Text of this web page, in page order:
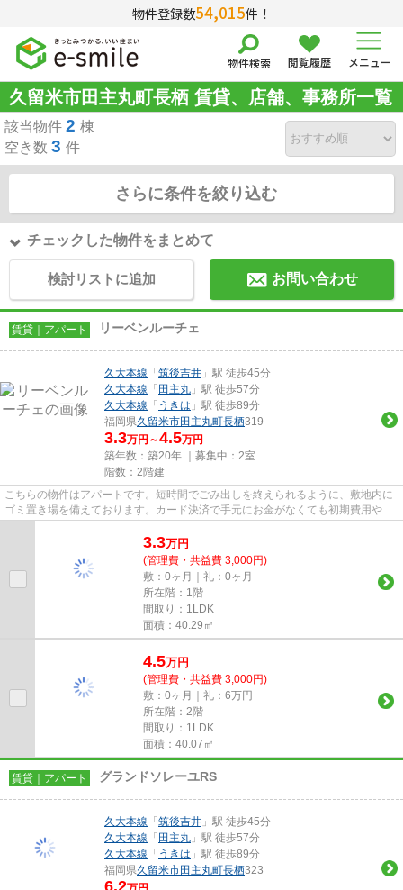
物件登録数54,015件！
物件検索 閲覧履歴 メニュー
久留米市田主丸町長栖 賃貸、店舗、事務所一覧
該当物件 2 棟
空き数 3 件
さらに条件を絞り込む
チェックした物件をまとめて
検討リストに追加 お問い合わせ
賃貸｜アパート リーベンルーチェ
久大本線 「筑後吉井 」駅 徒歩45分
久大本線 「田主丸 」駅 徒歩57分
久大本線 「 うきは 」駅 徒歩89分
福岡県久留米市田主丸町長栖319
3.3万円～4.5万円
築年数：築20年 ｜募集中： 2室
階数：2階建
こちらの物件はアパートです。短時間でごみ出しを終えられるように、敷地内に
ゴミ置き場を備えております。カード決済で手元にお金がなくても初期費用や家
賃支払いができます。通風良...
3.3万円
(管理費・共益費 3,000円)
敷：0ヶ月｜礼：0ヶ月
所在階：1階
間取り：1LDK
面積：40.29㎡
4.5万円
(管理費・共益費 3,000円)
敷：0ヶ月｜礼：6万円
所在階：2階
間取り：1LDK
面積：40.07㎡
賃貸｜アパート グランドソレーユRS
久大本線 「筑後吉井 」駅 徒歩45分
久大本線 「田主丸 」駅 徒歩57分
久大本線 「 うきは 」駅 徒歩89分
福岡県久留米市田主丸町長栖323
6.2